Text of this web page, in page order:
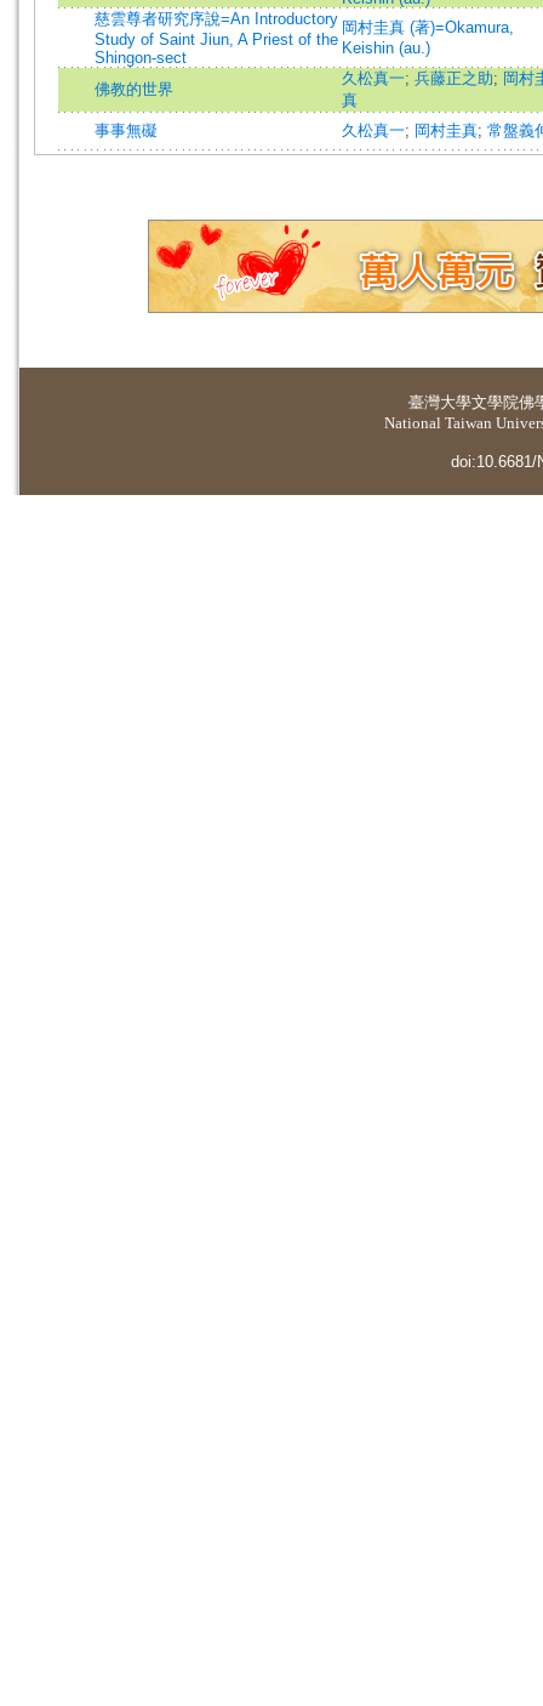
慈雲尊者研究序說=An Introductory
Study of Saint Jiun, A Priest of the
Shingon-sect
岡村圭真 (著)=Okamura,
Keishin (au.)
佛教的世界
久松真一; 兵藤正之助; 岡村
真
事事無礙
久松真一; 岡村圭真; 常盤義
臺灣大學文學院佛
National Taiwan
doi:10.6681/